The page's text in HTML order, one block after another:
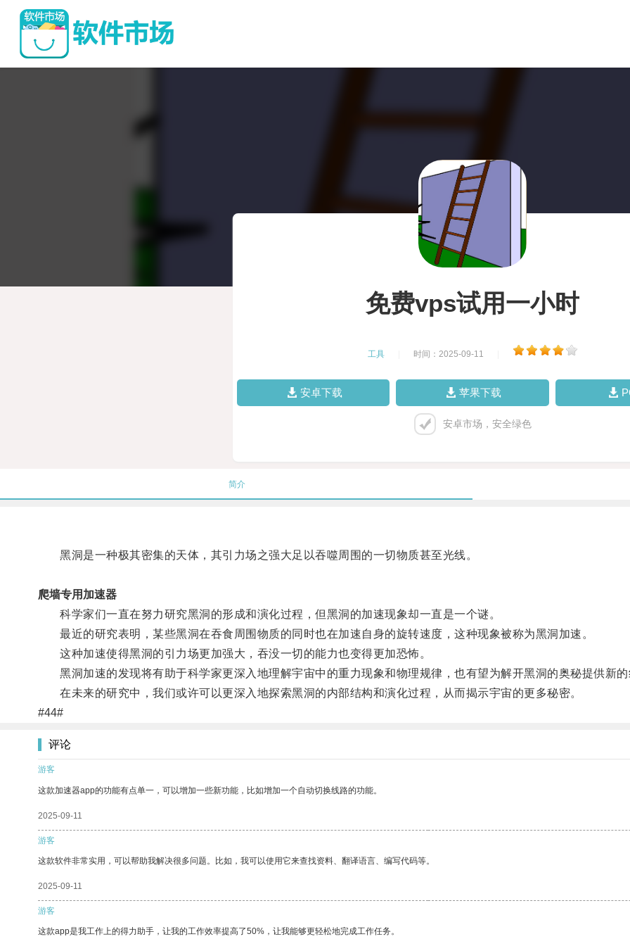
免费vps试用一小时
工具 时间：2025-09-11
安卓下载 苹果下载
安卓市场，安全绿色
简介
黑洞是一种极其密集的天体，其引力场之强大足以吞噬周围的一切物质甚至光线。
爬墙专用加速器
科学家们一直在努力研究黑洞的形成和演化过程，但黑洞的加速现象却一直是一个谜。
最近的研究表明，某些黑洞在吞食周围物质的同时也在加速自身的旋转速度，这种现象被称为黑洞加速。
这种加速使得黑洞的引力场更加强大，吞没一切的能力也变得更加恐怖。
黑洞加速的发现将有助于科学家更深入地理解宇宙中的重力现象和物理规律，也有望为解开黑洞的奥秘提供新的
在未来的研究中，我们或许可以更深入地探索黑洞的内部结构和演化过程，从而揭示宇宙的更多秘密。
#44#
评论
游客
这款加速器app的功能有点单一，可以增加一些新功能，比如增加一个自动切换线路的功能。
2025-09-11
游客
这款软件非常实用，可以帮助我解决很多问题。比如，我可以使用它来查找资料、翻译语言、编写代码等。
2025-09-11
游客
这款app是我工作上的得力助手，让我的工作效率提高了50%，让我能够更轻松地完成工作任务。